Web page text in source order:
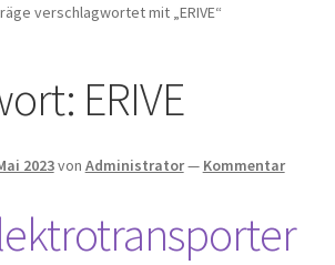
öffnen
verschlagwortet mit „ERIVE“
ERIVE
2023von Administrator— Kommentar